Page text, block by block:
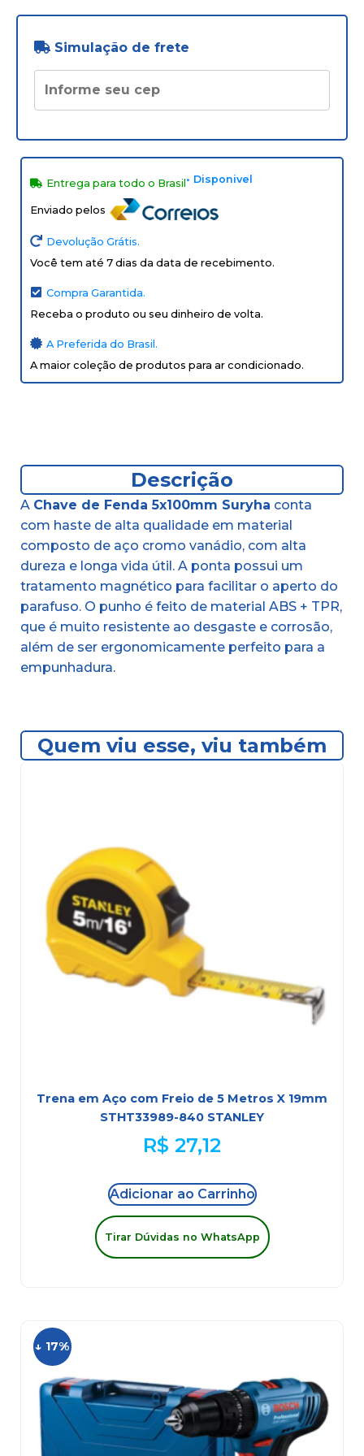
Simulação de frete
Entrega para todo o Brasil • Disponivel
Enviado pelos
Devolução Grátis.
Você tem até 7 dias da data de recebimento.
Compra Garantida.
Receba o produto ou seu dinheiro de volta.
A Preferida do Brasil.
A maior coleção de produtos para ar condicionado.
Descrição
A Chave de Fenda 5x100mm Suryha conta
com haste de alta qualidade em material
composto de aço cromo vanádio, com alta
dureza e longa vida útil. A ponta possui um
tratamento magnético para facilitar o aperto do
parafuso. O punho é feito de material ABS + TPR,
que é muito resistente ao desgaste e corrosão,
além de ser ergonomicamente perfeito para a
empunhadura.
Quem viu esse, viu também
Trena em Aço com Freio de 5 Metros X 19mm
STHT33989-840 STANLEY
R$ 27,12
Adicionar ao Carrinho
Tirar Dúvidas no WhatsApp
↓ 17%